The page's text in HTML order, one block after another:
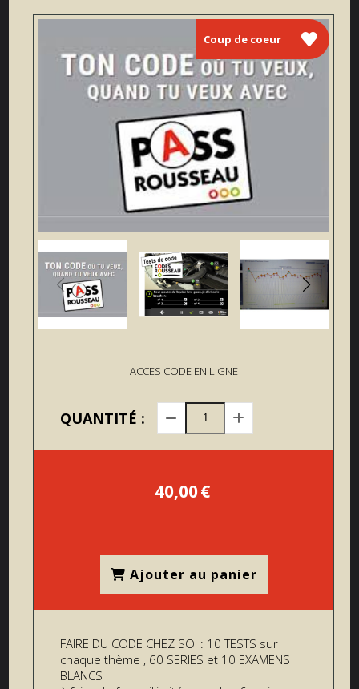
ACCES CODE EN LIGNE
40,00€
QUANTITÉ :
Ajouter au panier
FAIRE DU CODE CHEZ SOI : 10 TESTS sur
chaque thème , 60 SERIES et 10 EXAMENS
BLANCS